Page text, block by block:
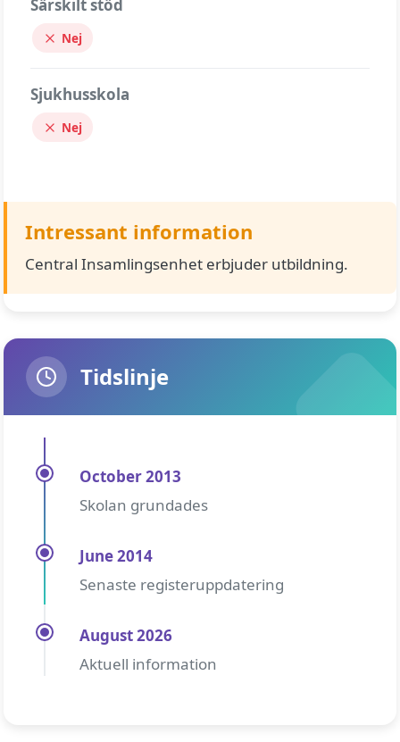
Särskilt stöd
Nej
Sjukhusskola
Nej
Intressant information
Central Insamlingsenhet erbjuder utbildning.
Tidslinje
October 2013
Skolan grundades
June 2014
Senaste registeruppdatering
August 2026
Aktuell information